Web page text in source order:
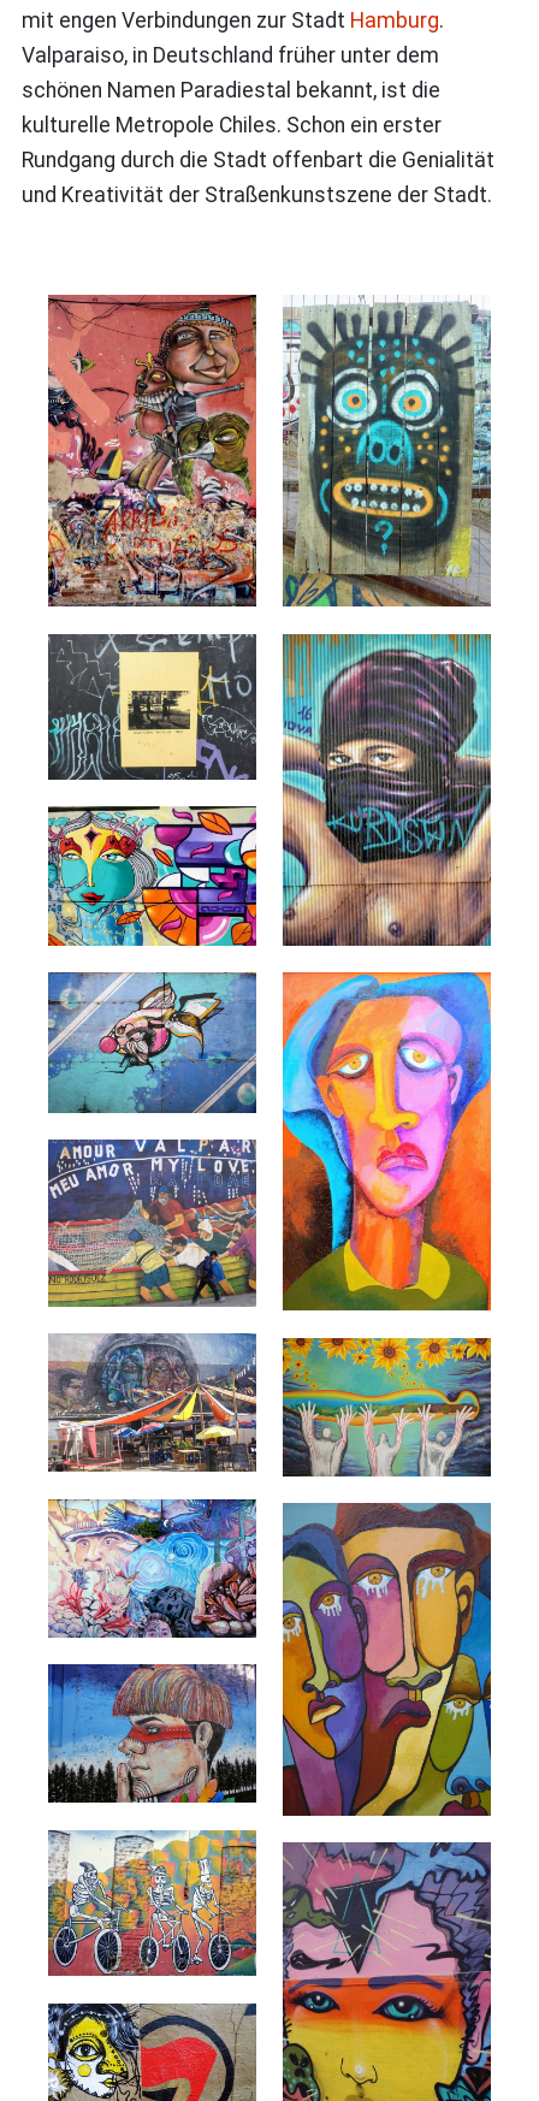
mit engen Verbindungen zur Stadt Hamburg.
Valparaiso, in Deutschland früher unter dem
schönen Namen Paradiestal bekannt, ist die
kulturelle Metropole Chiles. Schon ein erster
Rundgang durch die Stadt offenbart die Genialität
und Kreativität der Straßenkunstszene der Stadt.